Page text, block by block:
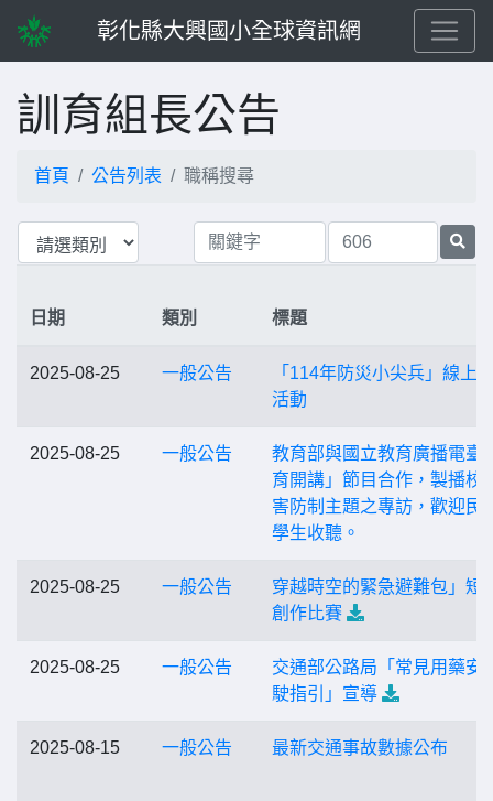
彰化縣大興國小全球資訊網
訓育組長公告
首頁 公告列表 職稱搜尋
日期 類別 標題
2025-08-25 一般公告
「114年防災小尖兵」線上
活動
2025-08-25 一般公告
教育部與國立教育廣播電臺
育開講」節目合作，製播校
害防制主題之專訪，歡迎民
學生收聽。
2025-08-25 一般公告
穿越時空的緊急避難包」短
創作比賽
2025-08-25 一般公告
交通部公路局「常見用藥安
駛指引」宣導
2025-08-15 一般公告 最新交通事故數據公布